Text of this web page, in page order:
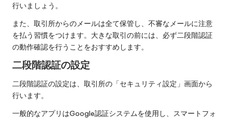
行いましょう。
また、取引所からのメールは全て保管し、不審なメールに注意
を払う習慣をつけます。大きな取引の前には、必ず二段階認証
の動作確認を行うことをおすすめします。
二段階認証の設定
二段階認証の設定は、取引所の「セキュリティ設定」画面から
行います。
一般的なアプリはGoogle認証システムを使用し、スマートフォ